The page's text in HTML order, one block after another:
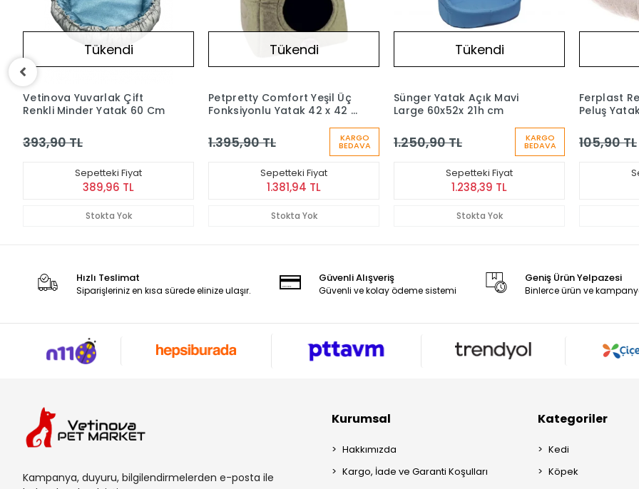
Tükendi
Petpretty Comfort Yeşil Üç
Fonksiyonlu Yatak 42 x 42 x
1.395,90 TL
Sepetteki Fiyat
1.381,94 TL
Stokta Yok
Tükendi
Sünger Yatak Açık Mavi
Large 60x52x 21h cm
1.250,90 TL KARGO
BEDAVA
Sepetteki Fiyat
1.238,39 TL
Stokta Yok
Tükendi
Ferplast Relax Marrone Bej
Peluş Yatak 55/4
105,90 TL
Sepetteki Fiyat
104,84 TL
Stokta Yok
Vetinova
Köpek
203,90 TL
Hızlı Teslimat
Siparişleriniz en kısa sürede elinize ulaşır.
Güvenli Alışveriş
Güvenli ve kolay ödeme sistemi
Geniş Ürün Yelpazesi
Binlerce ürün ve
Kampanya, duyuru, bilgilendirmelerden e-posta ile
Kurumsal
Hakkımızda
Kargo, İade ve Garanti Koşulları
Kategoriler
Kedi
Köpek